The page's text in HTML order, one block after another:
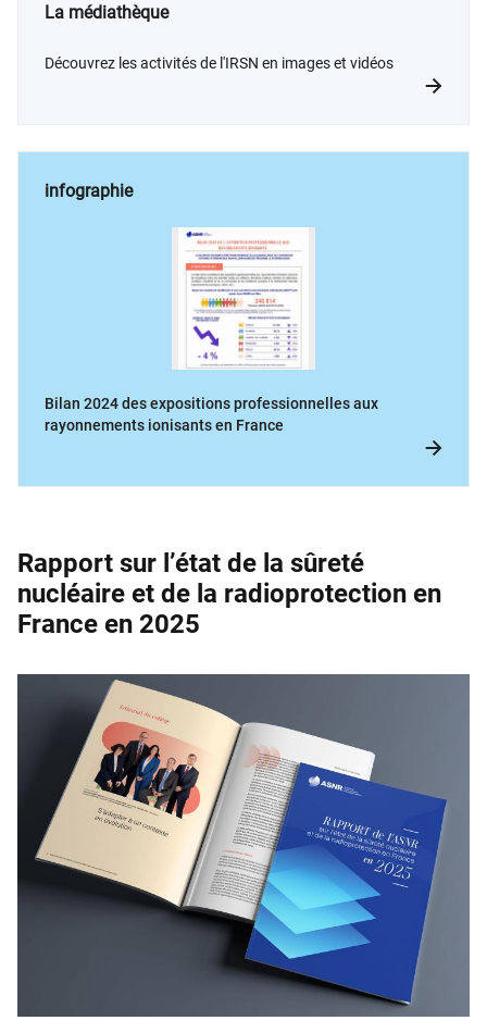
La médiathèque
Découvrez les activités de l'IRSN en images et vidéos
infographie
Bilan 2024 des expositions professionnelles aux
rayonnements ionisants en France
Rapport sur l’état de la sûreté
nucléaire et de la ­radioprotection en
France en 2025